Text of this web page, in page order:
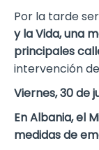
Por la tarde
y la Vida, una
principales
intervención
Viernes, 30 de
En Albania, el
medidas de